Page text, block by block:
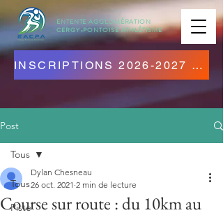
ENTENTE AGGLOMÉRATION
CERGY-PONTOISEATHLÉTISME
INSCRIPTIONS 2026-2027 OUVERTES ! CLIQUEZ ICI !
Post
Tous
Piste
Tous
Course sur route : du 10km au
Dylan Chesneau
26 oct. 2021 2 min de lecture